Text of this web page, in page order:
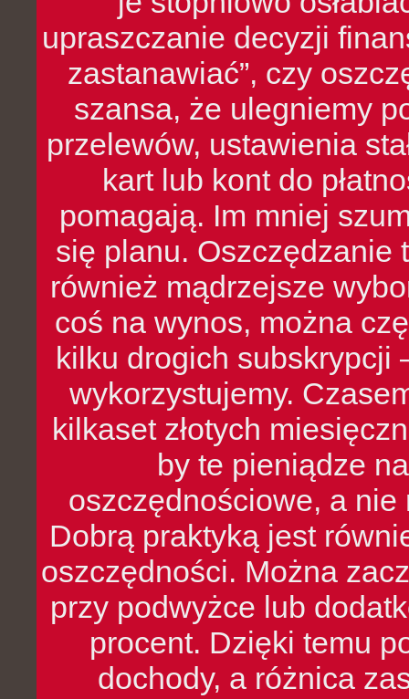
upraszczanie decyzji
zastanawiać”, czy
szansa, że ulegniemy
przelewów, ustawienia
kart lub kont do
pomagają. Im mniej
się planu. Oszczędzanie
również mądrzejsze
coś na wynos, można
kilku drogich subskrypcji
wykorzystujemy.
kilkaset złotych
by te pieniądze
oszczędnościowe, a nie
Dobrą praktyką jest
oszczędności. Można
przy podwyżce lub
procent. Dzięki temu
dochody, a różnica